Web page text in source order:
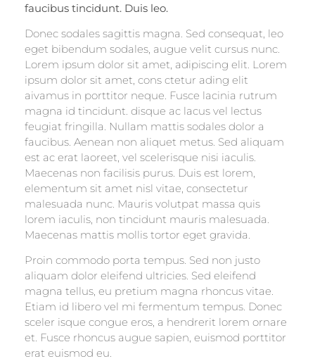
faucibus tincidunt. Duis leo.
Donec sodales sagittis magna. Sed consequat, leo
eget bibendum sodales, augue velit cursus nunc.
Lorem ipsum dolor sit amet, adipiscing elit. Lorem
ipsum dolor sit amet, cons ctetur ading elit
aivamus in porttitor neque. Fusce lacinia rutrum
magna id tincidunt. disque ac lacus vel lectus
feugiat fringilla. Nullam mattis sodales dolor a
faucibus. Aenean non aliquet metus. Sed aliquam
est ac erat laoreet, vel scelerisque nisi iaculis.
Maecenas non facilisis purus. Duis est lorem,
elementum sit amet nisl vitae, consectetur
malesuada nunc. Mauris volutpat massa quis
lorem iaculis, non tincidunt mauris malesuada.
Maecenas mattis mollis tortor eget gravida.
Proin commodo porta tempus. Sed non justo
aliquam dolor eleifend ultricies. Sed eleifend
magna tellus, eu pretium magna rhoncus vitae.
Etiam id libero vel mi fermentum tempus. Donec
sceler isque congue eros, a hendrerit lorem ornare
et. Fusce rhoncus augue sapien, euismod porttitor
erat euismod eu.